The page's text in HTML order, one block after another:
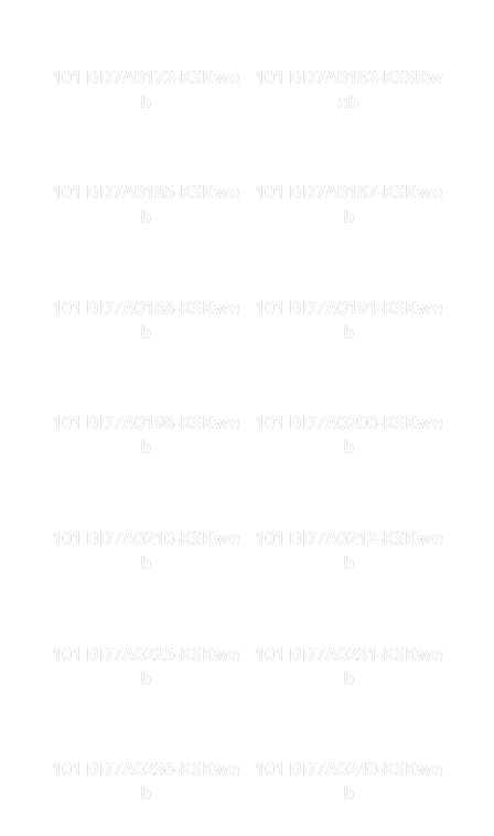
101 DD7A0172-KSKwe
b
101 DD7A0182-KS5Kw
eb
101 DD7A0185-KSKwe
b
101 DD7A0187-KSKwe
b
101 DD7A0188-KSKwe
b
101 DD7A0191-KSKwe
b
101 DD7A0198-KSKwe
b
101 DD7A0200-KSKwe
b
101 DD7A0210-KSKwe
b
101 DD7A0212-KSKwe
b
101 DD7A0225-KSKwe
b
101 DD7A0231-KSKwe
b
101 DD7A0236-KSKwe
b
101 DD7A0240-KSKwe
b